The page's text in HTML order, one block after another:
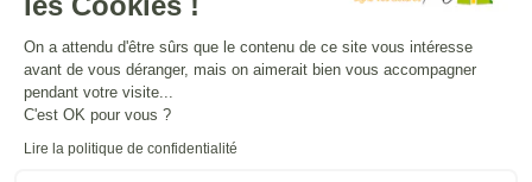
On a attendu d'être sûrs que le contenu de ce site vous intéresse
avant de vous déranger, mais on aimerait bien vous accompagner
pendant votre visite...
C'est OK pour vous ?
Lire la politique de confidentialité
Sécurité,intimité,praticité:
entourezetsécurisez vos extérieursen
Trouver une entreprise proche de chez vous